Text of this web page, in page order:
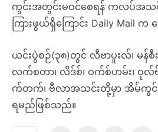
ကွင်းအတွင်းမဝင်စေရန် ကလပ်အသင်
ကြားဖွယ်ရှိကြောင်း Daily Mail က
ယင်းပွဲစဉ်(၃၈)တွင် လီဗာပူးလ်၊ မန်စီ
လက်စတာ၊ လိဒ်စ်၊ ဝက်စ်ဟမ်း၊ ဝုလ်
က်တက်၊ ဗီလာအသင်းတို့မှာ အိမ်ကွင်းပွဲ
ရမည်ဖြစ်သည်။